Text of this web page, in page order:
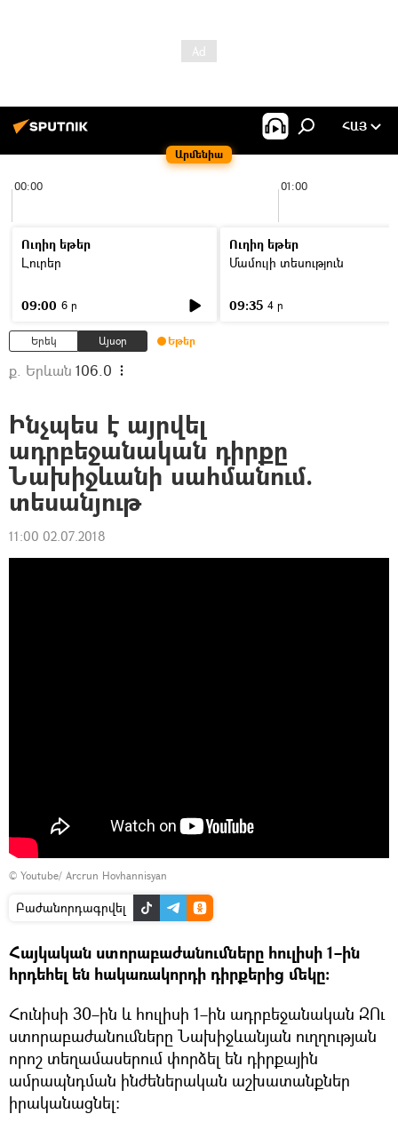
Արմենիա
ՀԱՅ
00:00 01:00
Ուղիղ եթեր
Լուրեր
09:00 6 ր
Ուղիղ եթեր
Մամուլի տեսություն
09:35 4 ր
Երեկ Այսօր Եթեր
ք. Երևան 106.0
Ինչպես է այրվել
ադրբեջանական դիրքը
Նախիջևանի սահմանում.
տեսանյութ
11:00 02.07.2018
© Youtube/ Arcrun Hovhannisyan
Բաժանորդագրվել
Հայկական ստորաբաժանումները հուլիսի 1–ին
հրդեհել են հակառակորդի դիրքերից մեկը։
Հունիսի 30–ին և հուլիսի 1–ին ադրբեջանական ԶՈւ
ստորաբաժանումները Նախիջևանյան ուղղության
որոշ տեղամասերում փորձել են դիրքային
ամրապնդման ինժեներական աշխատանքներ
իրականացնել։